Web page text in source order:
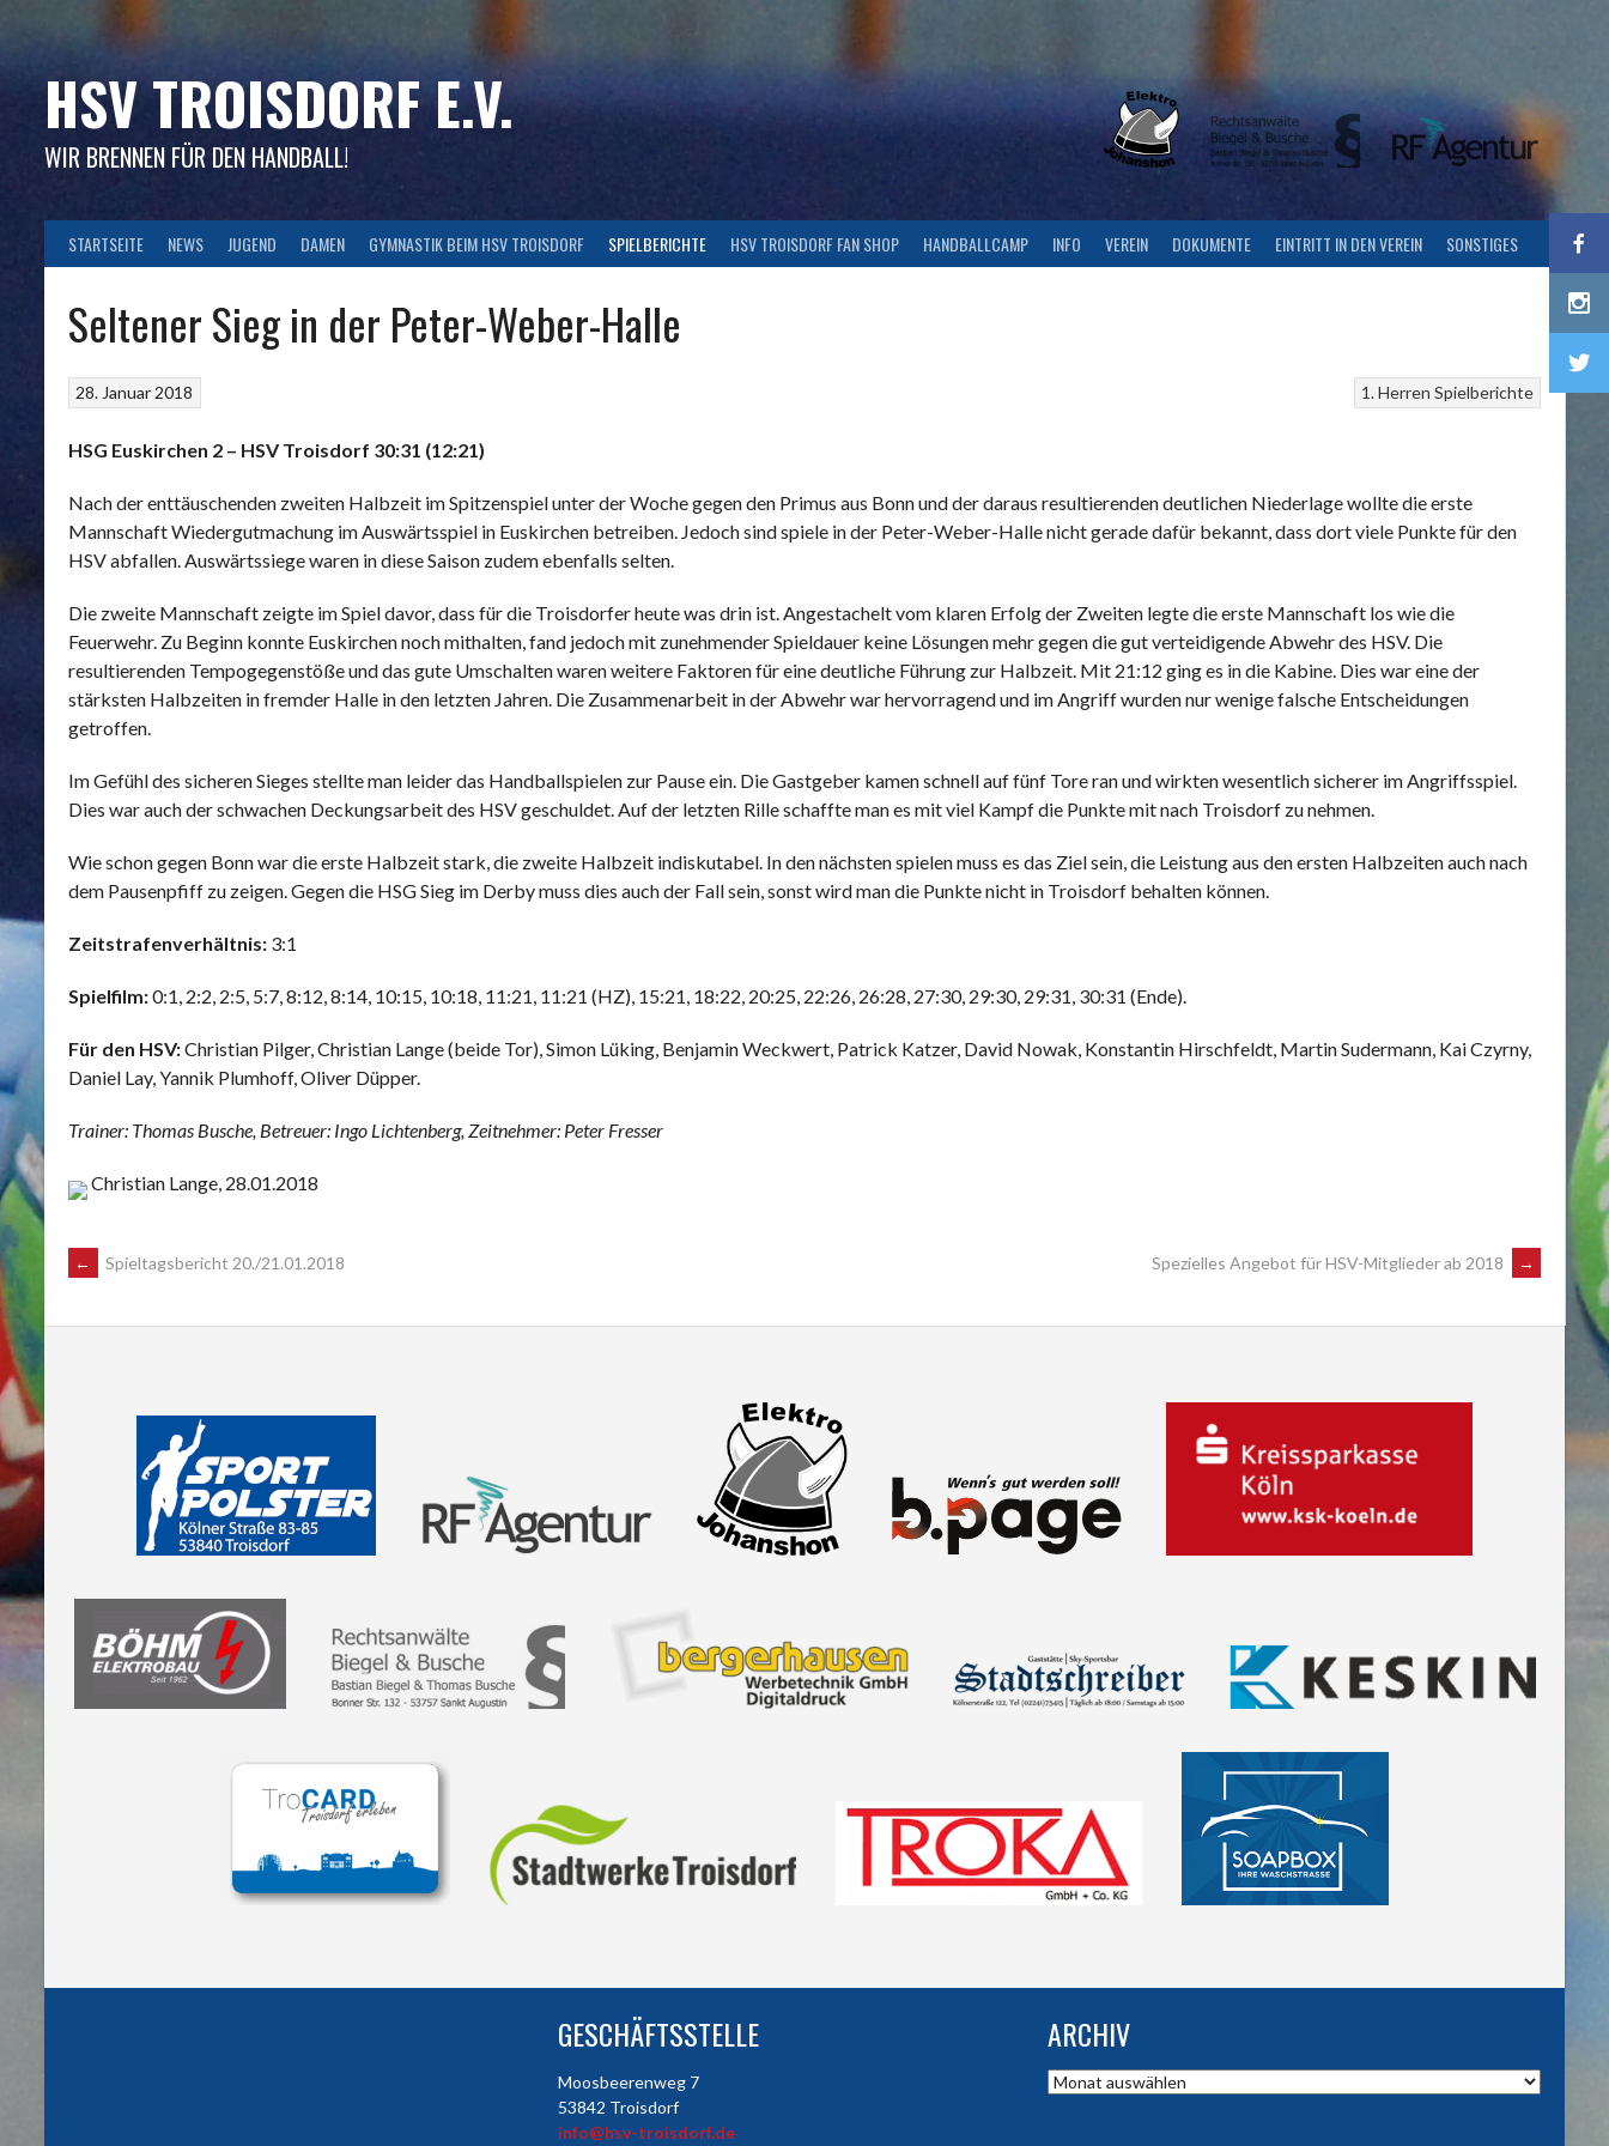
HSV TROISDORF E.V.
WIR BRENNEN FÜR DEN HANDBALL!
STARTSEITE NEWS JUGEND DAMEN GYMNASTIK BEIM HSV TROISDORF SPIELBERICHTE HSV TROISDORF FAN SHOP HANDBALLCAMP INFO VEREIN DOKUMENTE EINTRITT IN DEN VEREIN SONSTIGES
Seltener Sieg in der Peter-Weber-Halle
1. Herren Spielberichte
28. Januar 2018
HSG Euskirchen 2 – HSV Troisdorf 30:31 (12:21)
Nach der enttäuschenden zweiten Halbzeit im Spitzenspiel unter der Woche gegen den Primus aus Bonn und der daraus resultierenden deutlichen Niederlage wollte die erste
Mannschaft Wiedergutmachung im Auswärtsspiel in Euskirchen betreiben. Jedoch sind spiele in der Peter-Weber-Halle nicht gerade dafür bekannt, dass dort viele Punkte für den
HSV abfallen. Auswärtssiege waren in diese Saison zudem ebenfalls selten.
Die zweite Mannschaft zeigte im Spiel davor, dass für die Troisdorfer heute was drin ist. Angestachelt vom klaren Erfolg der Zweiten legte die erste Mannschaft los wie die
Feuerwehr. Zu Beginn konnte Euskirchen noch mithalten, fand jedoch mit zunehmender Spieldauer keine Lösungen mehr gegen die gut verteidigende Abwehr des HSV. Die
resultierenden Tempogegenstöße und das gute Umschalten waren weitere Faktoren für eine deutliche Führung zur Halbzeit. Mit 21:12 ging es in die Kabine. Dies war eine der
stärksten Halbzeiten in fremder Halle in den letzten Jahren. Die Zusammenarbeit in der Abwehr war hervorragend und im Angriff wurden nur wenige falsche Entscheidungen
getroffen.
Im Gefühl des sicheren Sieges stellte man leider das Handballspielen zur Pause ein. Die Gastgeber kamen schnell auf fünf Tore ran und wirkten wesentlich sicherer im Angriffsspiel.
Dies war auch der schwachen Deckungsarbeit des HSV geschuldet. Auf der letzten Rille schaffte man es mit viel Kampf die Punkte mit nach Troisdorf zu nehmen.
Wie schon gegen Bonn war die erste Halbzeit stark, die zweite Halbzeit indiskutabel. In den nächsten spielen muss es das Ziel sein, die Leistung aus den ersten Halbzeiten auch nach
dem Pausenpfiff zu zeigen. Gegen die HSG Sieg im Derby muss dies auch der Fall sein, sonst wird man die Punkte nicht in Troisdorf behalten können.
Zeitstrafenverhältnis: 3:1
Spielfilm:0:1, 2:2, 2:5, 5:7, 8:12, 8:14, 10:15, 10:18, 11:21, 11:21 (HZ), 15:21, 18:22, 20:25, 22:26, 26:28, 27:30, 29:30, 29:31, 30:31 (Ende).
Für den HSV:Christian Pilger, Christian Lange (beide Tor), Simon Lüking, Benjamin Weckwert, Patrick Katzer, David Nowak, Konstantin Hirschfeldt, Martin Sudermann, Kai Czyrny,
Daniel Lay, Yannik Plumhoff, Oliver Düpper.
Trainer: Thomas Busche, Betreuer: Ingo Lichtenberg, Zeitnehmer: Peter Fresser
Christian Lange, 28.01.2018
POST
NAVIGATION
← Spieltagsbericht 20./21.01.2018 Spezielles Angebot für HSV-Mitglieder ab 2018 →
GESCHÄFTSSTELLE
Moosbeerenweg 7
53842 Troisdorf
info@hsv-troisdorf.de
ARCHIV
Archiv